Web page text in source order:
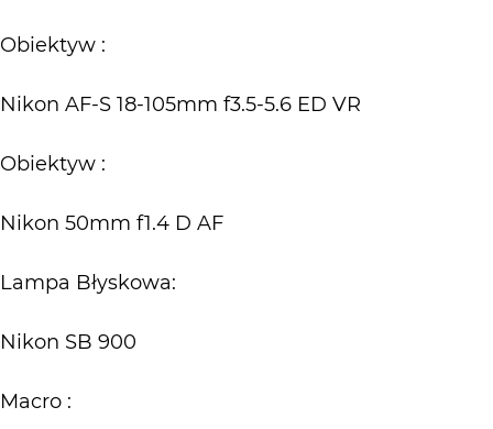
Obiektyw :
Nikon AF-S 18-105mm f3.5-5.6 ED VR
Obiektyw :
Nikon 50mm f1.4 D AF
Lampa Błyskowa:
Nikon SB 900
Macro :